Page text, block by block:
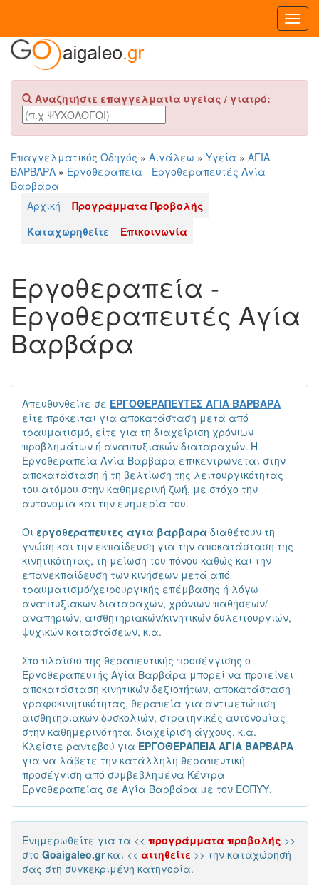
Αναζητήστε επαγγελματία υγείας / γιατρό:
Επαγγελματικός Οδηγός » Αιγάλεω » Υγεία » ΑΓΙΑ
ΒΑΡΒΑΡΑ » Εργοθεραπεία - Εργοθεραπευτές Αγία
Βαρβάρα
Αρχική
Προγράμματα Προβολής
Καταχωρηθείτε
Επικοινωνία
Εργοθεραπεία -
Εργοθεραπευτές Αγία
Βαρβάρα
Απευθυνθείτε σε ΕΡΓΟΘΕΡΑΠΕΥΤΕΣ ΑΓΙΑ ΒΑΡΒΑΡΑ
είτε πρόκειται για αποκατάσταση μετά από
τραυματισμό, είτε για τη διαχείριση χρόνιων
προβλημάτων ή αναπτυξιακών διαταραχών. Η
Εργοθεραπεία Αγία Βαρβάρα επικεντρώνεται στην
αποκατάσταση ή τη βελτίωση της λειτουργικότητας
του ατόμου στην καθημερινή ζωή, με στόχο την
αυτονομία και την ευημερία του.
Οι εργοθεραπευτες αγια βαρβαρα διαθέτουν τη
γνώση και την εκπαίδευση για την αποκατάσταση της
κινητικότητας, τη μείωση του πόνου καθώς και την
επανεκπαίδευση των κινήσεων μετά από
τραυματισμό/χειρουργικής επέμβασης ή λόγω
αναπτυξιακών διαταραχών, χρόνιων παθήσεων/
αναπηριών, αισθητηριακών/κινητικών δυλειτουργιών,
ψυχικών καταστάσεων, κ.α.
Στο πλαίσιο της θεραπευτικής προσέγγισης ο
Εργοθεραπευτής Αγία Βαρβάρα μπορεί να προτείνει
αποκατάσταση κινητικών δεξιοτήτων, αποκατάσταση
γραφοκινητικότητας, θεραπεία για αντιμετώπιση
αισθητηριακών δυσκολιών, στρατηγικές αυτονομίας
στην καθημερινότητα, διαχείριση άγχους, κ.α.
Κλείστε ραντεβού για ΕΡΓΟΘΕΡΑΠΕΙΑ ΑΓΙΑ ΒΑΡΒΑΡΑ
για να λάβετε την κατάλληλη θεραπευτική
προσέγγιση από συμβεβλημένα Κέντρα
Εργοθεραπείας σε Αγία Βαρβάρα με τον ΕΟΠΥΥ.
Ενημερωθείτε για τα << προγράμματα προβολής >>
στο Goaigaleo.grκαι << αιτηθείτε >> την καταχώρησή
σας στη συγκεκριμένη κατηγορία.